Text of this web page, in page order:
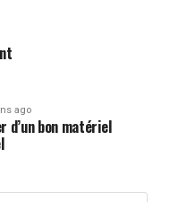
ago
d’un bon matériel